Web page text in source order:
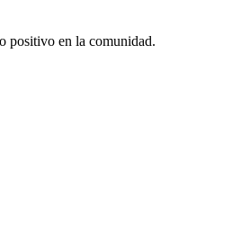
positivo en la comunidad.